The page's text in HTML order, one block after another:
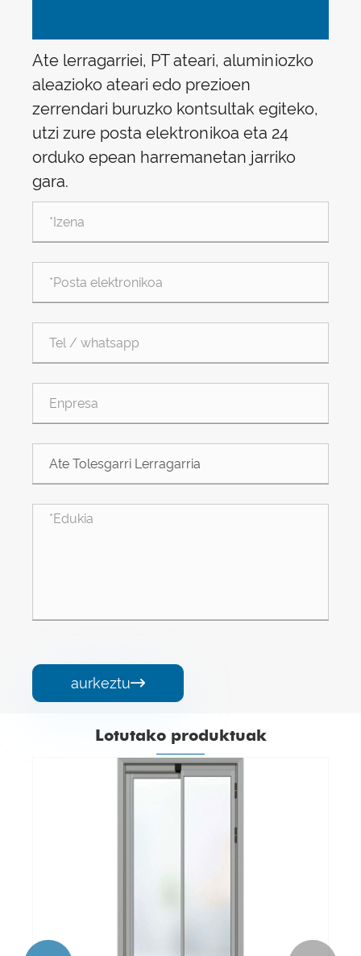
Ate lerragarriei, PT ateari, aluminiozko
aleazioko ateari edo prezioen
zerrendari buruzko kontsultak egiteko,
utzi zure posta elektronikoa eta 24
orduko epean harremanetan jarriko
gara.
aurkeztu
Lotutako produktuak